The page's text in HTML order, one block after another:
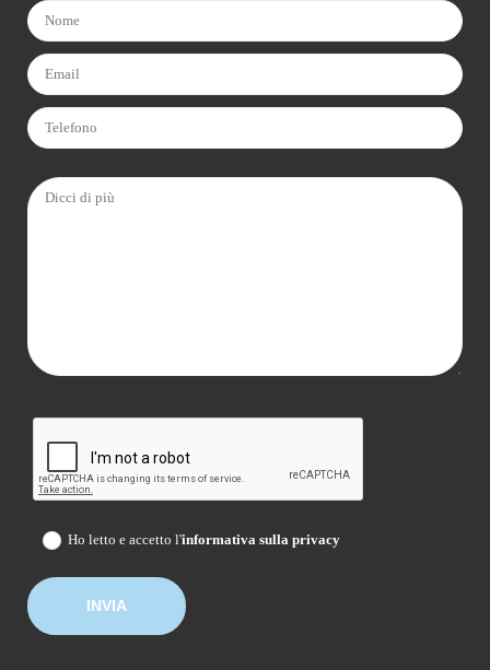
Ho letto e accetto l'informativa sulla privacy